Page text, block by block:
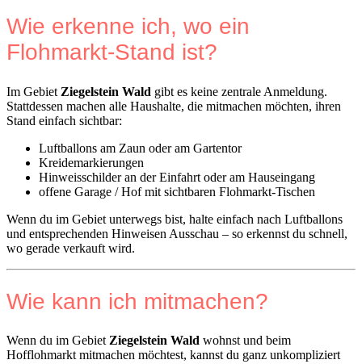
Wie erkenne ich, wo ein
Flohmarkt-Stand ist?
Im Gebiet Ziegelstein Wald gibt es keine zentrale Anmeldung.
Stattdessen machen alle Haushalte, die mitmachen möchten, ihren
Stand einfach sichtbar:
Luftballons am Zaun oder am Gartentor
Kreidemarkierungen
Hinweisschilder an der Einfahrt oder am Hauseingang
offene Garage / Hof mit sichtbaren Flohmarkt-Tischen
Wenn du im Gebiet unterwegs bist, halte einfach nach Luftballons
und entsprechenden Hinweisen Ausschau – so erkennst du schnell,
wo gerade verkauft wird.
Wie kann ich mitmachen?
Wenn du im Gebiet Ziegelstein Wald wohnst und beim
Hofflohmarkt mitmachen möchtest, kannst du ganz unkompliziert